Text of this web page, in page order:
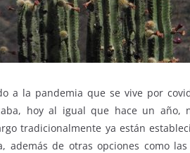
a la pandemia que se vive por
hoy al igual que hace un año,
tradicionalmente ya están
además de otras opciones como